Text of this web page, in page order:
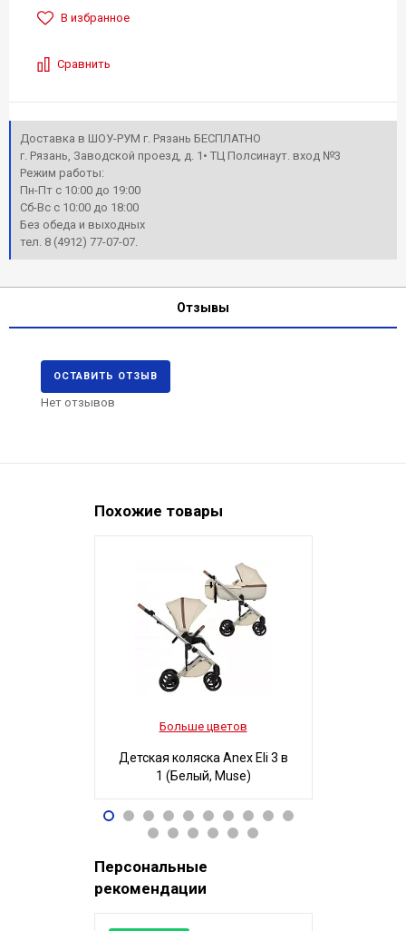
В избранное
Сравнить
Доставка в ШОУ-РУМ г. Рязань БЕСПЛАТНО
г. Рязань, Заводской проезд, д. 1• ТЦ Полсинаут. вход №3
Режим работы:
Пн-Пт с 10:00 до 19:00
Сб-Вс с 10:00 до 18:00
Без обеда и выходных
тел. 8 (4912) 77-07-07.
Отзывы
ОСТАВИТЬ ОТЗЫВ
Нет отзывов
Похожие товары
Больше цветов
Детская коляска Anex Eli 3 в
1 (Белый, Muse)
96 490Р
Персональные
рекомендации